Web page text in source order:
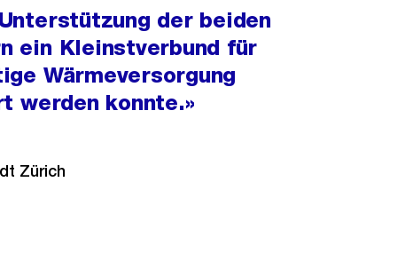
der beiden
ein Kleinstverbund für
Wärmeversorgung
werden konnte.»
Zürich